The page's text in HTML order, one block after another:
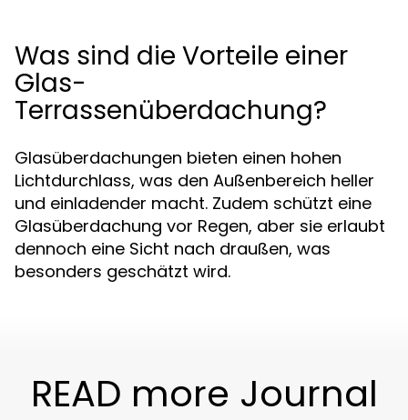
Was sind die Vorteile einer
Glas-
Terrassenüberdachung?
Glasüberdachungen bieten einen hohen
Lichtdurchlass, was den Außenbereich heller
und einladender macht. Zudem schützt eine
Glasüberdachung vor Regen, aber sie erlaubt
dennoch eine Sicht nach draußen, was
besonders geschätzt wird.
READ more Journal